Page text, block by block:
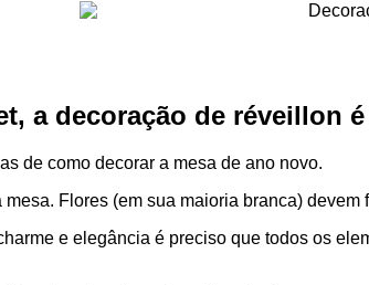
, a decoração de réveillon
de como decorar a mesa de ano novo.
Flores (em sua maioria branca)
e elegância é preciso que todos os